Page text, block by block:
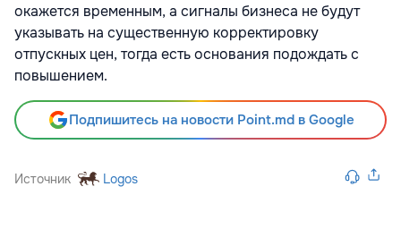
окажется временным, а сигналы бизнеса не будут
указывать на существенную корректировку
отпускных цен, тогда есть основания подождать с
повышением.
Подпишитесь на новости Point.md в Google
Источник Logos